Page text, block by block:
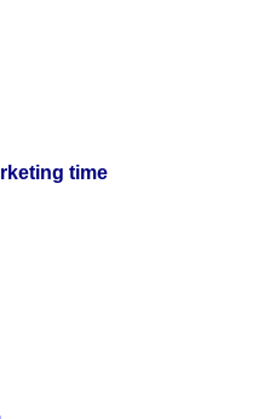
time